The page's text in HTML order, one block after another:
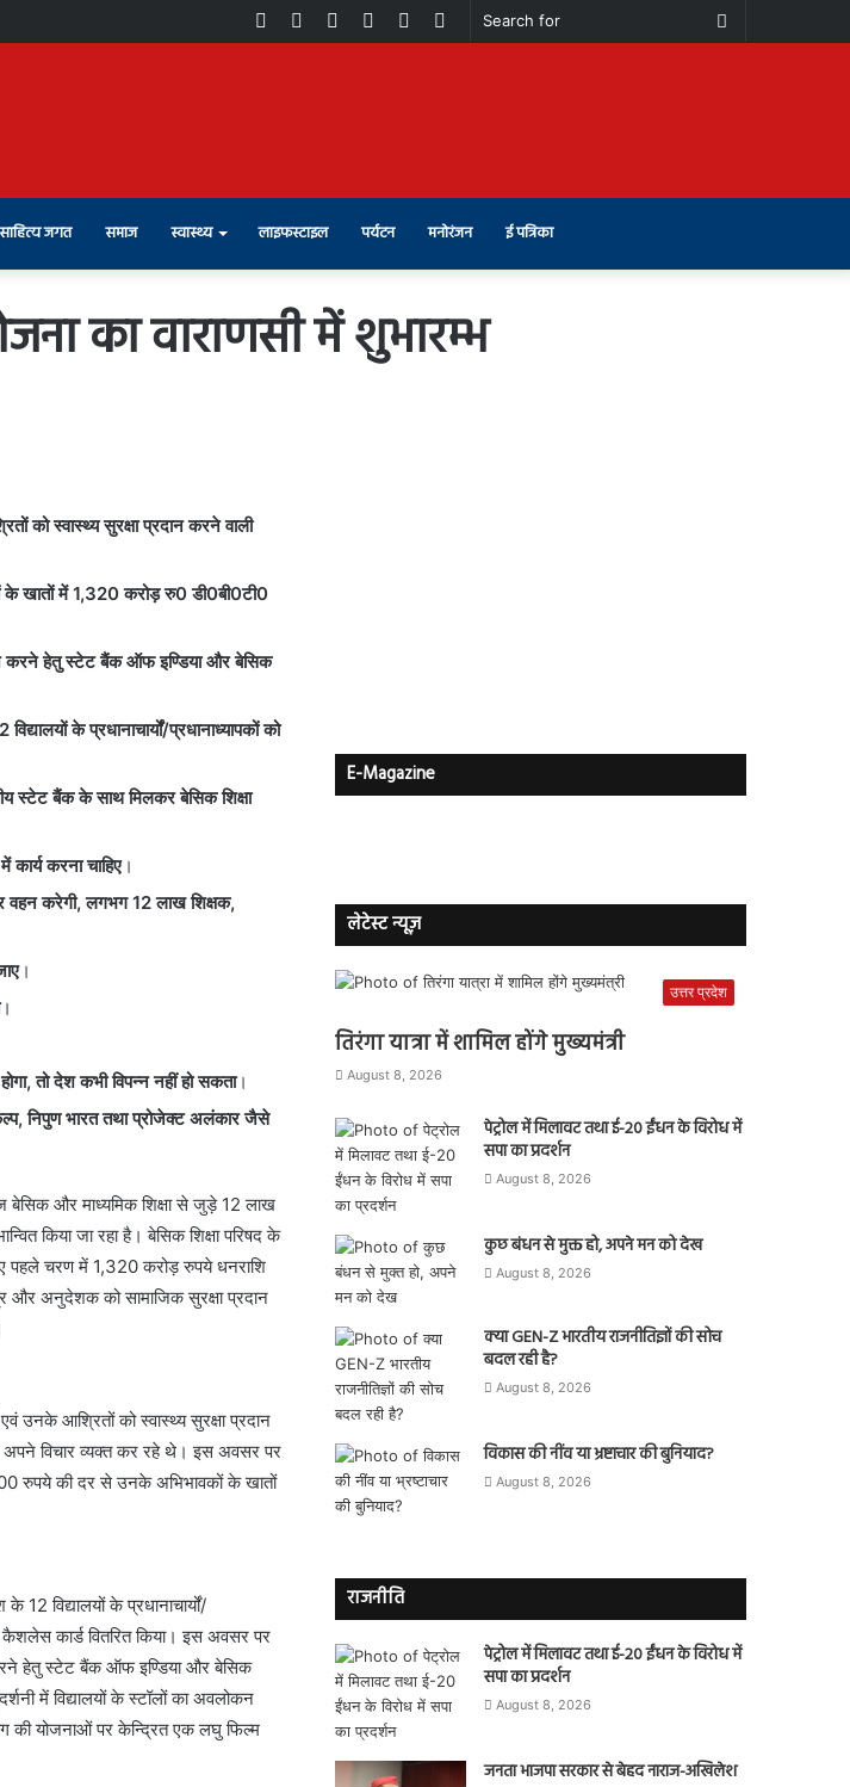
Search
Switch
Telegram
Instagram
Youtube
Facebook
साहित्य जगत समाज स्वास्थ्य लाइफस्टाइल पर्यटन मनोरंजन ई पत्रिका
का वाराणसी में शुभारम्भ
को स्वास्थ्य सुरक्षा प्रदान करने वाली
के खातों में 1,320 करोड़ रु0 डी0बी0टी0
करने हेतु स्टेट बैंक ऑफ इण्डिया और बेसिक
के प्रधानाचार्यों/प्रधानाध्यापकों को
स्टेट बैंक के साथ मिलकर बेसिक शिक्षा
कार्य करना चाहिए।
वहन करेगी, लगभग 12 लाख शिक्षक,
।
।
तो देश कभी विपन्न नहीं हो सकता।
निपुण भारत तथा प्रोजेक्ट अलंकार जैसे
बेसिक और माध्यमिक शिक्षा से जुड़े 12 लाख
किया जा रहा है। बेसिक शिक्षा परिषद के
पहले चरण में 1,320 करोड़ रुपये धनराशि
और अनुदेशक को सामाजिक सुरक्षा प्रदान
उनके आश्रितों को स्वास्थ्य सुरक्षा प्रदान
अपने विचार व्यक्त कर रहे थे। इस अवसर पर
1200 रुपये की दर से उनके अभिभावकों के खातों
12 विद्यालयों के प्रधानाचार्यों/
कैशलेस कार्ड वितरित किया। इस अवसर पर
करने हेतु स्टेट बैंक ऑफ इण्डिया और बेसिक
में विद्यालयों के स्टॉलों का अवलोकन
की योजनाओं पर केन्द्रित एक लघु फिल्म
E-Magazine
लेटेस्ट न्यूज़
उत्तर प्रदेश
तिरंगा यात्रा में शामिल होंगे मुख्यमंत्री
August 8, 2026
पेट्रोल में मिलावट तथा ई-20 ईंधन के विरोध में
सपा का प्रदर्शन
August 8, 2026
कुछ बंधन से मुक्त हो, अपने मन को देख
August 8, 2026
क्या GEN-Z भारतीय राजनीतिज्ञों की सोच
बदल रही है?
August 8, 2026
विकास की नींव या भ्रष्टाचार की बुनियाद?
August 8, 2026
राजनीति
पेट्रोल में मिलावट तथा ई-20 ईंधन के विरोध में
सपा का प्रदर्शन
August 8, 2026
जनता भाजपा सरकार से बेहद नाराज-अखिलेश